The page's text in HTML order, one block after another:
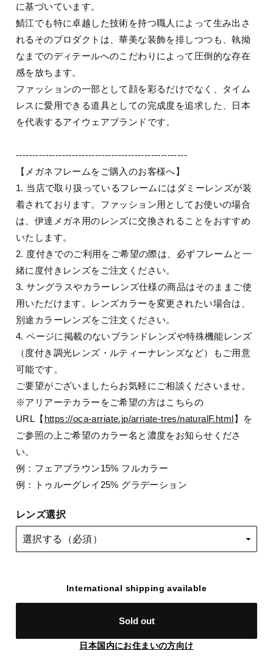
に基づいています。
鯖江でも特に卓越した技術を持つ職人によって生み出さ
れるそのプロダクトは、華美な装飾を排しつつも、執拗
なまでのディテールへのこだわりによって圧倒的な存在
感を放ちます。
ファッションの一部として顔を彩るだけでなく、タイム
レスに愛用できる道具としての完成度を追求した、日本
を代表するアイウェアブランドです。
----------------------------------------------------
【メガネフレームをご購入のお客様へ】
1. 当店で取り扱っているフレームにはダミーレンズが装
着されております。ファッション用としてお使いの場合
は、伊達メガネ用のレンズに交換されることをおすすめ
いたします。
2. 度付きでのご利用をご希望の際は、必ずフレームと一
緒に度付きレンズをご注文ください。
3. サングラスやカラーレンズ仕様の商品はそのままご使
用いただけます。レンズカラーを変更されたい場合は、
別途カラーレンズをご注文ください。
4. ページに掲載のないブランドレンズや特殊機能レンズ
（度付き調光レンズ・ルティーナレンズなど）もご用意
可能です。
ご要望がございましたらお気軽にご相談くださいませ。
※アリアーテカラーをご希望の方はこちらの
URL【 https://oca-arriate.jp/arriate-tres/naturalF.html】を
ご参照の上ご希望のカラー名と濃度をお知らせくださ
い。
例：フェアブラウン15% フルカラー
例：トゥルーグレイ25% グラデーション
レンズ選択
International shipping available
Sold out
日本国内にお住まいの方向け